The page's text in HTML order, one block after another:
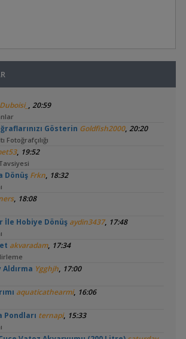
Duboisi_ , 20:59
Gösterin Goldfish2000, 20:20
Fotoğrafçılığı
, 19:52
Dönüş Frkn, 18:32
, 18:08
Hobiye Dönüş aydin3437, 17:48
akvaradam, 17:34
Aldırma Ygghjh, 17:00
aquaticathearmi, 16:06
Pondları ternapi, 15:33